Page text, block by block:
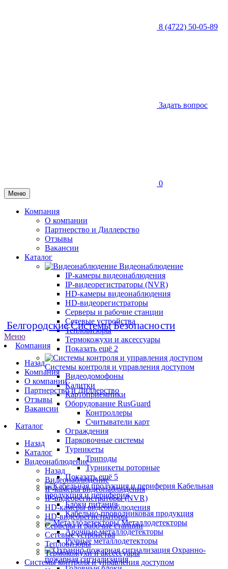
8 (4722) 50-05-89
Задать вопрос
0
Меню
Компания
О компании
Партнерство и Диллерство
Отзывы
Вакансии
Каталог
Видеонаблюдение
IP-камеры видеонаблюдения
IP-видеорегистраторы (NVR)
HD-камеры видеонаблюдения
HD-видеорегистраторы
Серверы и рабочие станции
Сетевые устройства
Тепловизоры
Термокожухи и аксессуары
Показать ещё 2
Системы контроля и управления доступом
Видеодомофоны
Калитки
Картоприемники
Оборудование RusGuard
Контроллеры
Считыватели карт
Ограждения
Парковочные системы
Турникеты
Триподы
Турникеты роторные
Показать ещё 5
Кабельная
продукция и периферия
Блоки питания
Кабельно-проводниковая продукция
Металлодетекторы
Арочные металлодетекторы
Ручные металлодетекторы
Охранно-
пожарная сигнализация
Белгородские Системы Безопасности
Меню
Компания
Назад
Компания
О компании
Партнерство и Диллерство
Отзывы
Вакансии
Каталог
Назад
Каталог
Видеонаблюдение
Назад
Видеонаблюдение
IP-камеры видеонаблюдения
IP-видеорегистраторы (NVR)
HD-камеры видеонаблюдения
HD-видеорегистраторы
Серверы и рабочие станции
Сетевые устройства
Тепловизоры
Термокожухи и аксессуары
Системы контроля и управления доступом